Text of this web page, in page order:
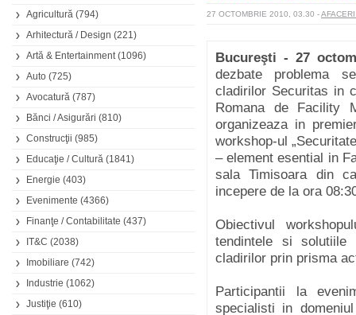
Agricultură (794)
Arhitectură / Design (221)
Artă & Entertainment(1096)
Auto (725)
Avocatură (787)
Bănci / Asigurări (810)
Construcţii (985)
Educaţie / Cultură (1841)
Energie (403)
Evenimente (4366)
Finanţe / Contabilitate (437)
IT&C (2038)
Imobiliare (742)
Industrie (1062)
Justiţie (610)
27 OCTOMBRIE 2010, 03.30 -
Bucureşti - 27
dezbate problema
cladirilor Securitas in
Romana de Facility
organizeaza in
workshop-ul
– element esential in
sala Timisoara din
incepere de la ora
Obiectivul
tendintele si solutiile
cladirilor prin prisma
Participantii la
specialisti in